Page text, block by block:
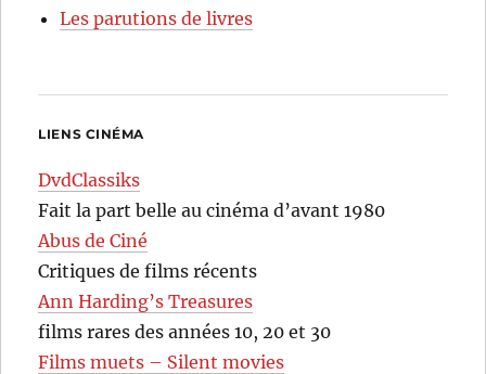
Les parutions de livres
LIENS CINÉMA
DvdClassiks
Fait la part belle au cinéma d’avant 1980
Abus de Ciné
Critiques de films récents
Ann Harding’s Treasures
films rares des années 10, 20 et 30
Films muets – Silent movies